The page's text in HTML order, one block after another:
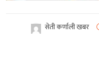
सेती कर्णाली खबर